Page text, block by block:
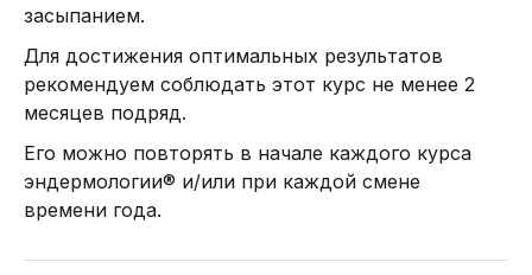
засыпанием.
Для достижения оптимальных результатов
рекомендуем соблюдать этот курс не менее 2
месяцев подряд.
Его можно повторять в начале каждого курса
эндермологии® и/или при каждой смене
времени года.